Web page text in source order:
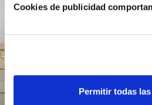
Cookies de publicidad
Permitir todas